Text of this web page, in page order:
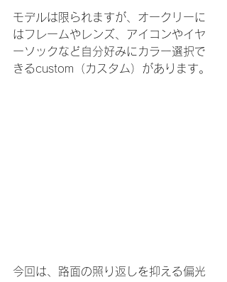
モデルは限られますが、オークリーに
はフレームやレンズ、アイコンやイヤ
ーソックなど自分好みにカラー選択で
きるcustom（カスタム）があります。
今回は、路面の照り返しを抑える偏光